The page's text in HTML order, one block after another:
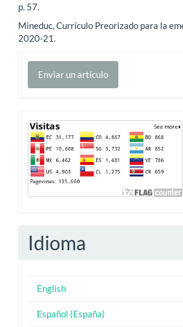
p. 57.
Mineduc, Currículo Preorizado para la
2020-21.
Enviar
unEnviar un artículo
Contador
Idioma
English
Español (España)